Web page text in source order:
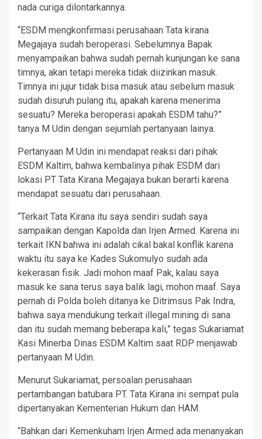
nada curiga dilontarkannya.
“ESDM mengkonfirmasi perusahaan Tata kirana
Megajaya sudah beroperasi. Sebelumnya Bapak
menyampaikan bahwa sudah pernah kunjungan ke sana
timnya, akan tetapi mereka tidak diizinkan masuk.
Timnya ini jujur tidak bisa masuk atau sebelum masuk
sudah disuruh pulang itu, apakah karena menerima
sesuatu? Mereka beroperasi apakah ESDM tahu?”
tanya M Udin dengan sejumlah pertanyaan lainya.
Pertanyaan M Udin ini mendapat reaksi dari pihak
ESDM Kaltim, bahwa kembalinya pihak ESDM dari
lokasi PT Tata Kirana Megajaya bukan berarti karena
mendapat sesuatu dari perusahaan.
“Terkait Tata Kirana itu saya sendiri sudah saya
sampaikan dengan Kapolda dan Irjen Armed. Karena ini
terkait IKN bahwa ini adalah cikal bakal konflik karena
waktu itu saya ke Kades Sukomulyo sudah ada
kekerasan fisik. Jadi mohon maaf Pak, kalau saya
masuk ke sana terus saya balik lagi, mohon maaf. Saya
pernah di Polda boleh ditanya ke Ditrimsus Pak Indra,
bahwa saya mendukung terkait illegal mining di sana
dan itu sudah memang beberapa kali,” tegas Sukariamat
Kasi Minerba Dinas ESDM Kaltim saat RDP menjawab
pertanyaan M Udin.
Menurut Sukariamat, persoalan perusahaan
pertambangan batubara PT. Tata Kirana ini sempat pula
dipertanyakan Kementerian Hukum dan HAM.
“Bahkan dari Kemenkuham Irjen Armed ada menanyakan